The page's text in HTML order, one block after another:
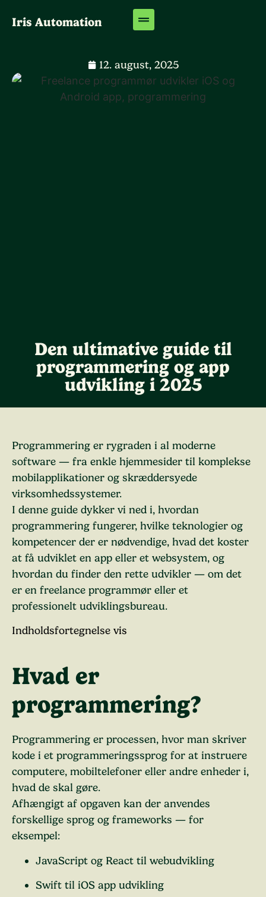
Iris Automation
Den ultimative guide til
programmering og app
udvikling i 2025
12. august, 2025
Programmering er rygraden i al moderne
software — fra enkle hjemmesider til komplekse
mobilapplikationer og skræddersyede
virksomhedssystemer.
I denne guide dykker vi ned i, hvordan
programmering fungerer, hvilke teknologier og
kompetencer der er nødvendige, hvad det koster
at få udviklet en app eller et websystem, og
hvordan du finder den rette udvikler — om det
er en freelance programmør eller et
professionelt udviklingsbureau.
Indholdsfortegnelse vis
Hvad er
programmering?
Programmering er processen, hvor man skriver
kode i et programmeringssprog for at instruere
computere, mobiltelefoner eller andre enheder i,
hvad de skal gøre.
Afhængigt af opgaven kan der anvendes
forskellige sprog og frameworks — for
eksempel:
JavaScript og React til webudvikling
Swift til iOS app udvikling